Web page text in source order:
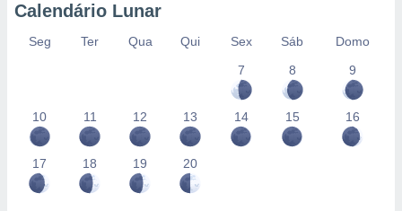
Calendário Lunar
Seg Ter Qua Qui Sex Sáb
Domo
7
8 9
10 11 12 13 14 15 16
17 18 19 20